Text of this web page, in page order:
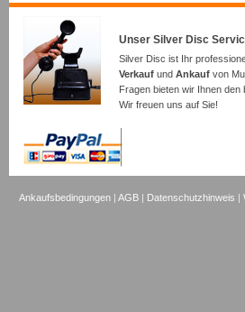
Unser Silver Disc
Silver Disc ist Ihr
Verkauf und Ankauf von
Fragen bieten wir Ihnen den
Wir freuen uns auf Sie!
Ankaufsbedingungen |AGB | Datenschutzhinweis |